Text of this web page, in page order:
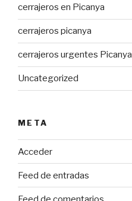
cerrajeros en Picanya
cerrajeros picanya
cerrajeros urgentes Picanya
Uncategorized
META
Acceder
Feed de entradas